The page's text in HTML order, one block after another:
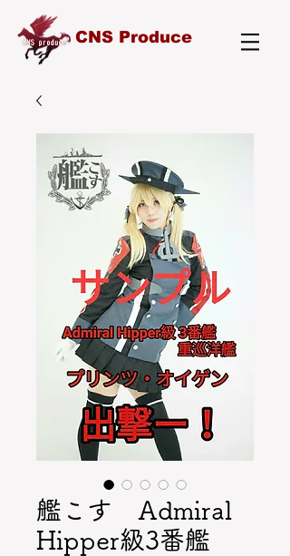
CNS Produce
艦こす Admiral
Hipper級3番艦